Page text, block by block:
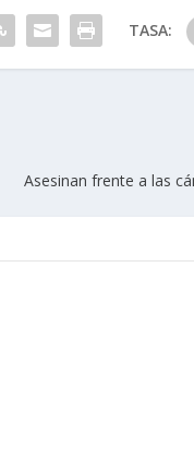
TASA:
Asesinan frente a las